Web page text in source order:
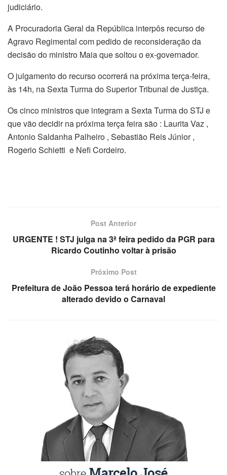
judiciário.
A Procuradoria Geral da República interpôs recurso de
Agravo Regimental com pedido de reconsideração da
decisão do ministro Maia que soltou o ex-governador.
O julgamento do recurso ocorrerá na próxima terça-feira,
às 14h, na Sexta Turma do Superior Tribunal de Justiça.
Os cinco ministros que integram a Sexta Turma do STJ e
que vão decidir na próxima terça feira são : Laurita Vaz ,
Antonio Saldanha Palheiro , Sebastião Reis Júnior ,
Rogerio Schietti e Nefi Cordeiro.
Post Anterior
URGENTE ! STJ julga na 3ª feira pedido da PGR para
Ricardo Coutinho voltar à prisão
Próximo Post
Prefeitura de João Pessoa terá horário de expediente
alterado devido o Carnaval